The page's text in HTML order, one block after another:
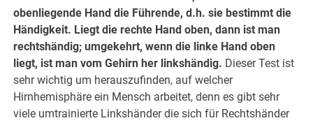
obenliegende Hand die Führende, d.h. sie bestimmt die
Händigkeit. Liegt die rechte Hand oben, dann ist man
rechtshändig; umgekehrt, wenn die linke Hand oben
liegt, ist man vom Gehirn her linkshändig. Dieser Test ist
sehr wichtig um herauszufinden, auf welcher
Hirnhemisphäre ein Mensch arbeitet, denn es gibt sehr
viele umtrainierte Linkshänder die sich für Rechtshänder